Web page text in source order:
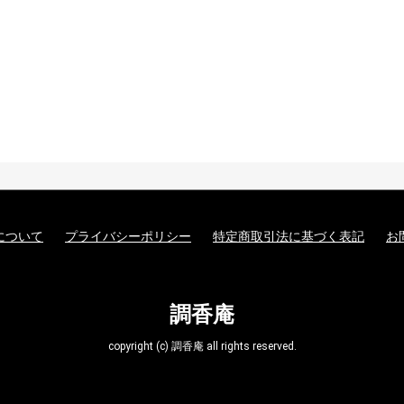
ついて プライバシーポリシー 特定商取引法に基づく表記 お
調香庵
copyright (c) 調香庵 all rights reserved.